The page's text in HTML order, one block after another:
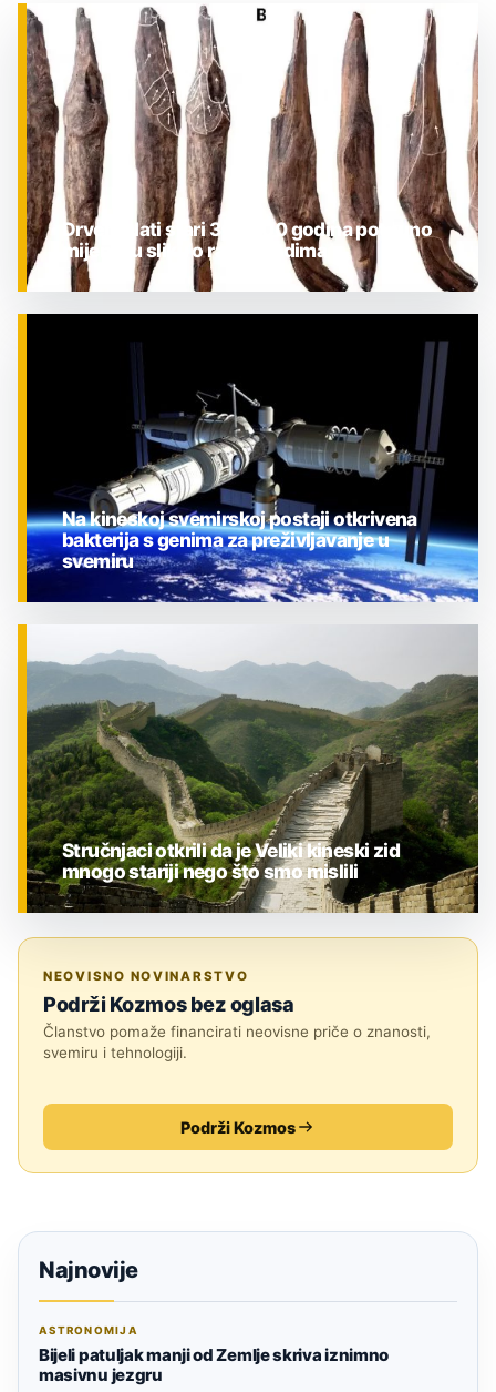
ZNANOST
Drveni alati stari 300.000 godina potpuno
mijenjaju sliku o ranim ljudima
ZNANOST
Na kineskoj svemirskoj postaji otkrivena
bakterija s genima za preživljavanje u
svemiru
Stručnjaci otkrili da je Veliki kineski zid
mnogo stariji nego što smo mislili
NEOVISNO NOVINARSTVO
Podrži Kozmos bez oglasa
Članstvo pomaže financirati neovisne priče o znanosti,
svemiru i tehnologiji.
Podrži Kozmos
Najnovije
ASTRONOMIJA
Bijeli patuljak manji od Zemlje skriva iznimno
masivnu jezgru